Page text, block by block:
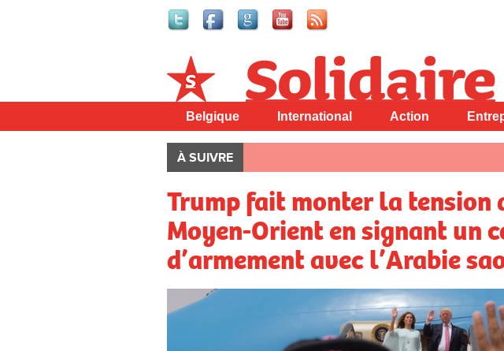
Solidaire
Belgique International Action
À SUIVRE
Trump fait monter la tension
Moyen-Orient en signant un
d’armement avec l’Arabie